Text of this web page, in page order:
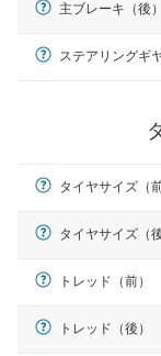
主ブレーキ（後）
ステアリングギ
タイヤサイズ（前
タイヤサイズ（後
トレッド（前）
トレッド（後）